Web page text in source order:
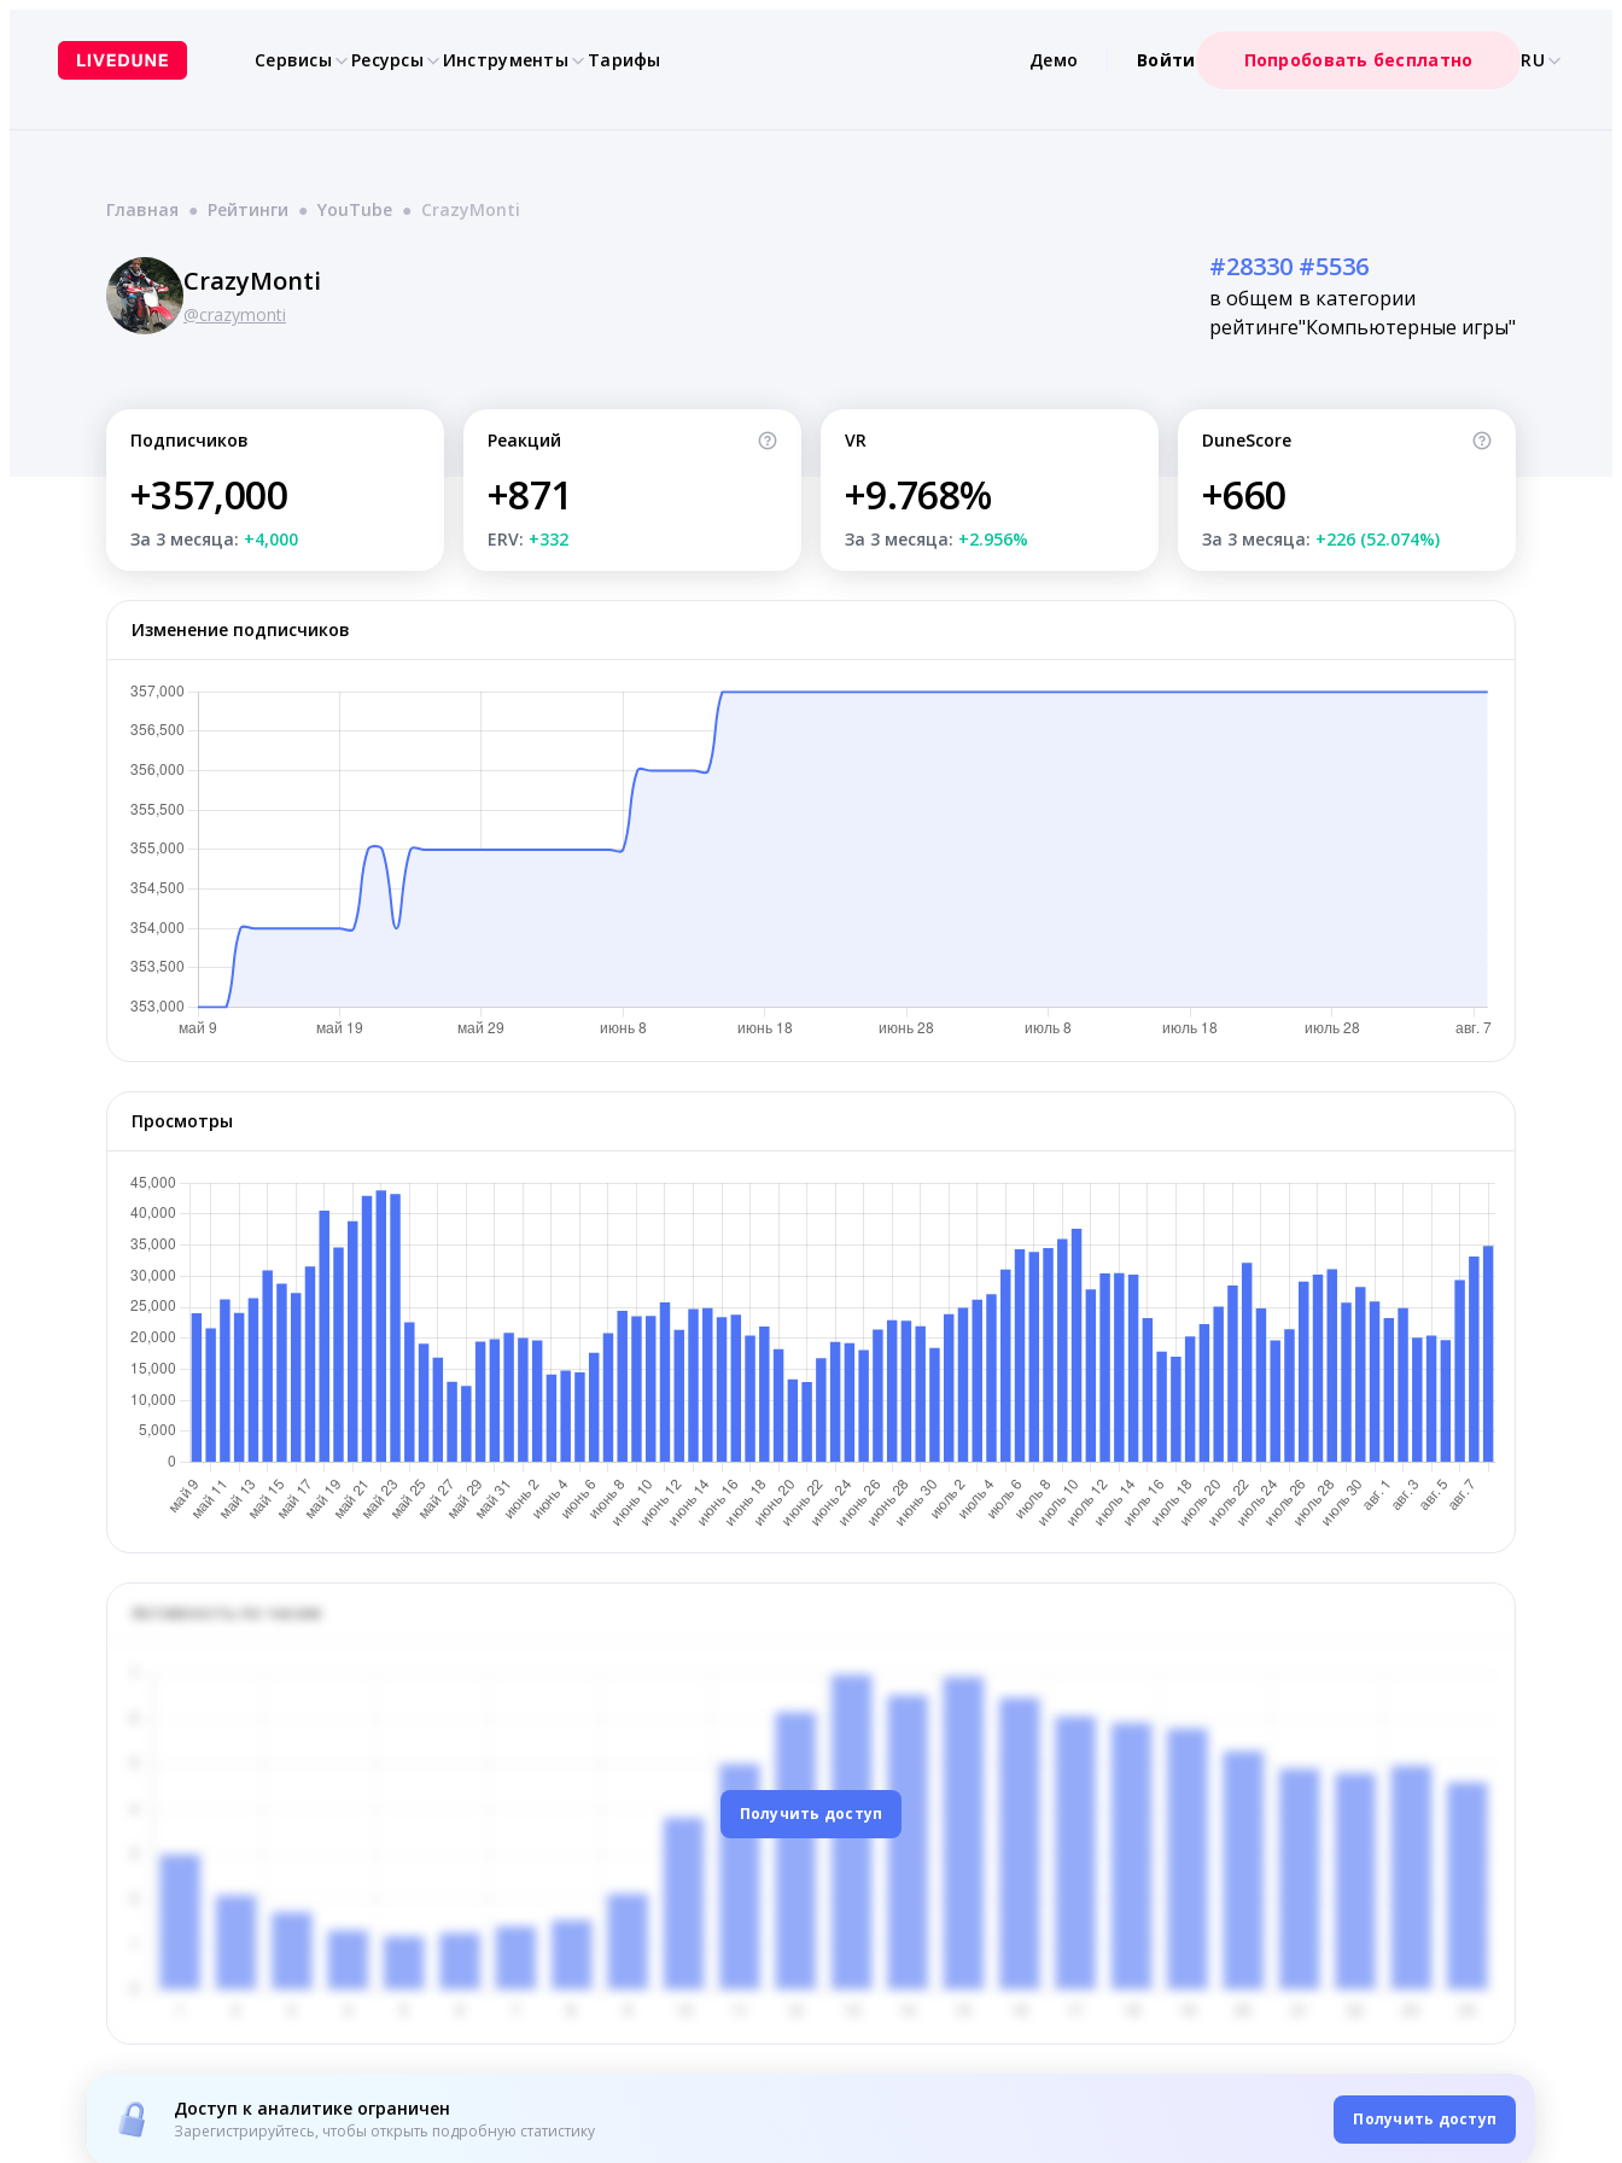
содержимому
Сервисы Ресурсы Инструменты Тарифы Демо Войти Попробовать бесплатно RU
Главная ● Рейтинги ● YouTube ● CrazyMonti
CrazyMonti
@crazymonti
#28330
в общем
рейтинге
#5536
в категории
"Компьютерные игры"
Подписчиков
+357,000
За 3 месяца: +4,000
Реакций
+871
ERV: +332
VR
+9.768%
За 3 месяца: +2.956%
DuneScore
+660
За 3 месяца: +226 (52.074%)
Изменение подписчиков
Просмотры
Активность по часам
Получить доступ
Доступ к аналитике ограничен
Зарегистрируйтесь, чтобы открыть подробную статистику
Получить доступ